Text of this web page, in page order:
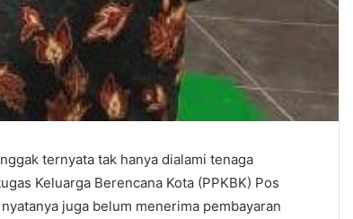
ternyata tak hanya dialami tenaga
Keluarga Berencana Kota (PPKBK) Pos
juga belum menerima pembayaran